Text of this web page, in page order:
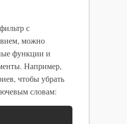
с
можно
функции и
Например,
чтобы убрать
словам: